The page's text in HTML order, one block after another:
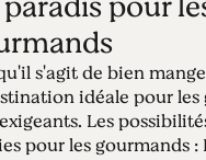
s'agit de bien
idéale pour les
Les
pour les gourmands :